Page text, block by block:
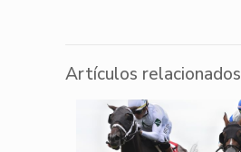
Artículos relacionados